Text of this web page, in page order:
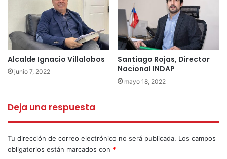
Alcalde Ignacio Villalobos
junio 7, 2022
Santiago Rojas, Director
Nacional INDAP
mayo 18, 2022
Deja una respuesta
Tu dirección de correo electrónico no será publicada. Los campos
obligatorios están marcados con *